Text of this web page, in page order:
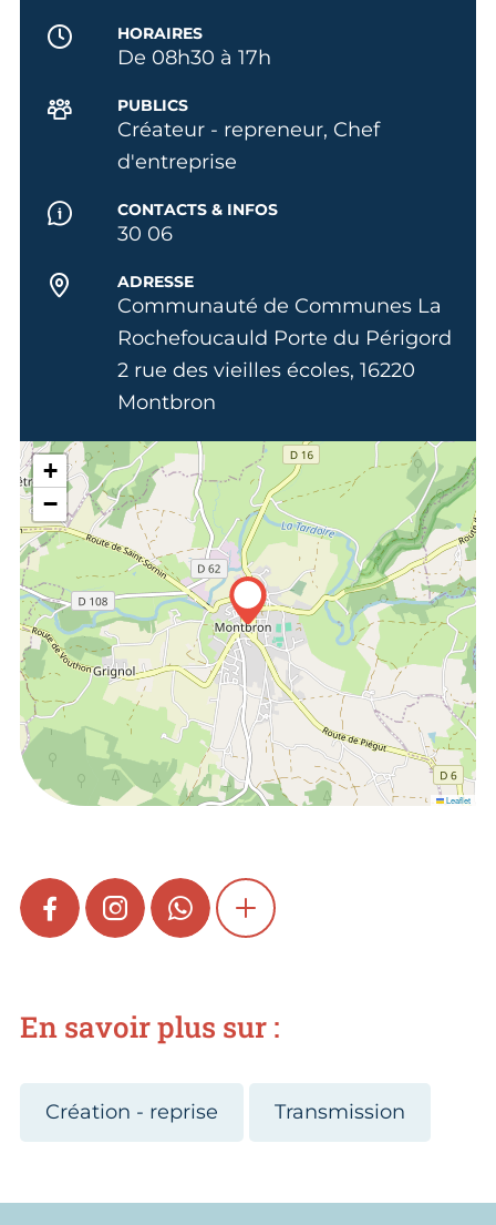
HORAIRES
De 08h30 à 17h
PUBLICS
Créateur - repreneur, Chef
d'entreprise
CONTACTS & INFOS
30 06
ADRESSE
Communauté de Communes La
Rochefoucauld Porte du Périgord
2 rue des vieilles écoles, 16220
Montbron
+
−
Leaflet
FACEBOOKINSTAGRAMWHATSAPPSHOW MORE
En savoir plus sur :
Création - reprise Transmission